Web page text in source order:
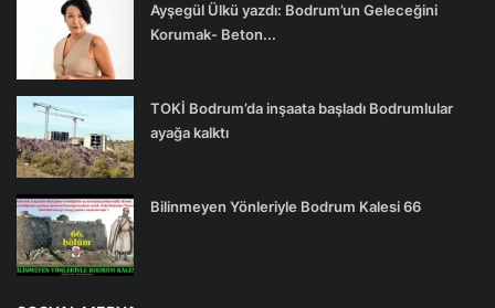
Ayşegül Ülkü yazdı: Bodrum’un Geleceğini
Korumak- Beton...
TOKİ Bodrum’da inşaata başladı Bodrumlular
ayağa kalktı
Bilinmeyen Yönleriyle Bodrum Kalesi 66